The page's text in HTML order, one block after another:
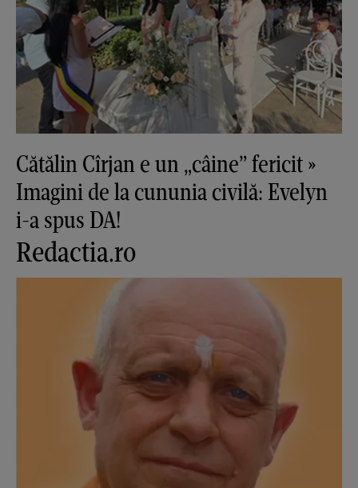
Cătălin Cîrjan e un „câine” fericit »
Imagini de la cununia civilă: Evelyn
i-a spus DA!
Redactia.ro